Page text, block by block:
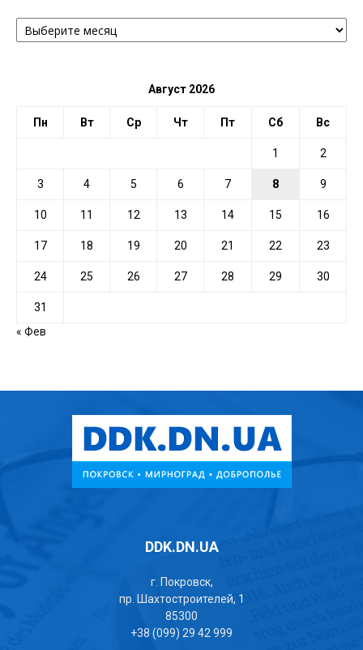
АРХИВ
ПО
Август 2026
Пн Вт Ср Чт Пт Сб Вс
1 2
3 4 5 6 7 8 9
10 11 12 13 14 15 16
17 18 19 20 21 22 23
24 25 26 27 28 29 30
31
« Фев
DDK.DN.UA
г. Покровск,
пр. Шахтостроителей, 1
85300
+38 (099) 29 42 999